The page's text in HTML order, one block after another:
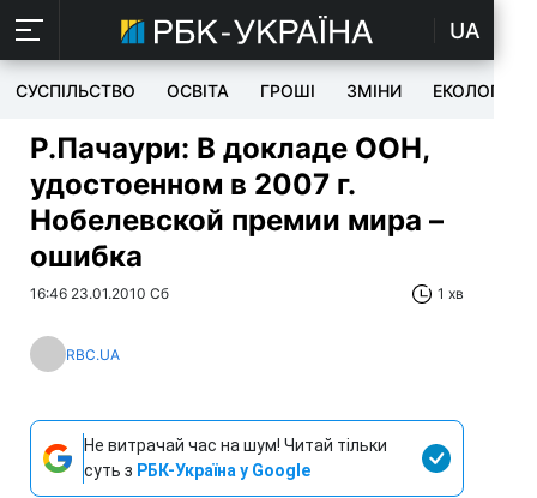
UA
СУСПІЛЬСТВО ОСВІТА ГРОШІ ЗМІНИ ЕКОЛОГІЯ
Р.Пачаури: В докладе ООН,
удостоенном в 2007 г.
Нобелевской премии мира –
ошибка
16:46 23.01.2010 Сб 1 хв
RBC.UA
Не витрачай час на шум! Читай тільки
суть з РБК-Україна у Google